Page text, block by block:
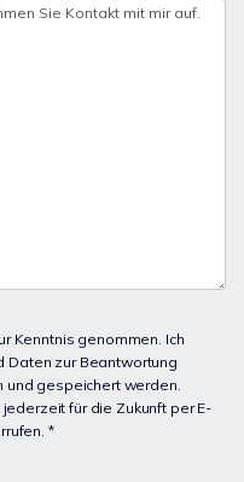
Kenntnis genommen. Ich
Daten zur Beantwortung
und gespeichert werden.
für die Zukunft per E-
*